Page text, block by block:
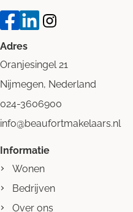
Adres
Oranjesingel 21
Nijmegen, Nederland
024-3606900
info@beaufortmakelaars.nl
Informatie
Wonen
Bedrijven
Over ons